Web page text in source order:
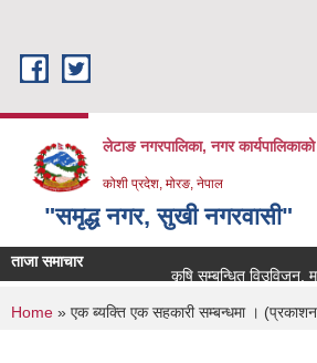
लेटाङ नगरपालिका, नगर कार्यपालिकाको
कोशी प्रदेश, मोरङ, नेपाल
"समृद्ध नगर, सुखी नगरवासी"
ताजा समाचार
कृषि सम्बन्धित विउविजन, मल,
You are here
Home » एक ब्यक्ति एक सहकारी सम्बन्धमा ।